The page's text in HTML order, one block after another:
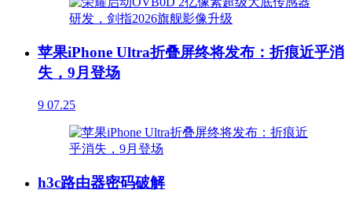
苹果iPhone Ultra折叠屏终将发布：折痕近乎消
失，9月登场
9 07.25
h3c路由器密码破解